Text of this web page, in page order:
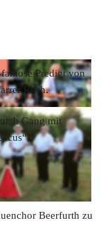
Predigt von
Reeh.
Gang mit
Beerfurth zu